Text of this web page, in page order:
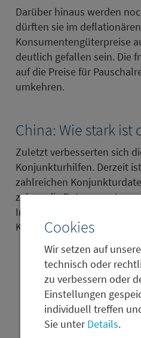
Cookies
Wir setzen auf
technisch oder
zu verbessern oder
Einstellungen
individuell treffen
Sie unterDetails.
Darüber hinaus werden
dürften sie im
Konsumentengüterpreise
deutlich gefallen sein. Die
auf die Preise für
umkehren.
China: Wie stark ist
Zuletzt verbesserten sich
Konjunkturhilfen. Derzeit
zahlreichen
zeigen die Daten vom
Immobilienmarkt besteht,
Konjunkturprogramme